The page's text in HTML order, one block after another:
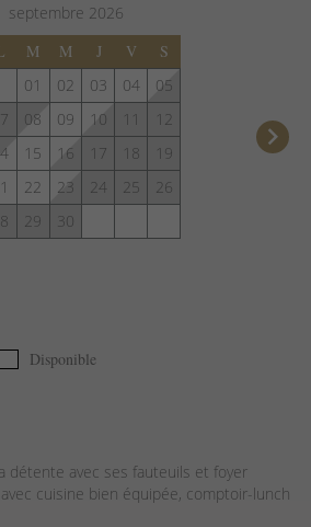
septembre 2026
M M J V
S
01
02 03 04
05
08 09 10 11
12
15 16 17 18
19
22 23 24 25
26
29 30
keyboard_arrow_right
Disponible
détente avec ses fauteuils et foyer
cuisine bien équipée, comptoir-lunch